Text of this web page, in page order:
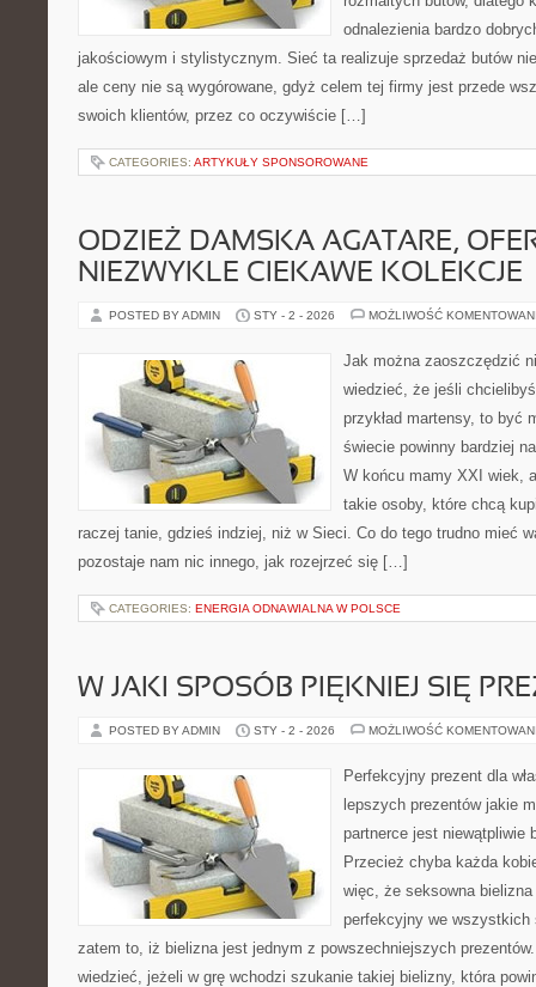
odnalezienia bardzo
jakościowym i stylistycznym. Sieć ta realizuje sprzedaż butów
ale ceny nie są wygórowane, gdyż celem tej firmy jest przede
swoich klientów, przez co oczywiście […]
CATEGORIES: ARTYKUŁY SPONSOROWANE
ODZIEŻ DAMSKA AGATARE,
NIEZWYKLE CIEKAWE KOLEKCJE
POSTED BY ADMIN STY - 2 - 2026 MOŻLIWOŚĆ
Jak można zaoszczędzić
wiedzieć, że jeśli
przykład martensy, to być
świecie powinny bardziej
W końcu mamy XXI wiek,
takie osoby, które chcą
raczej tanie, gdzieś indziej, niż w Sieci. Co do tego trudno mieć
pozostaje nam nic innego, jak rozejrzeć się […]
CATEGORIES: ENERGIA ODNAWIALNA W POLSCE
W JAKI SPOSÓB PIĘKNIEJ SIĘ
POSTED BY ADMIN STY - 2 - 2026 MOŻLIWOŚĆ
Perfekcyjny prezent dla
lepszych prezentów jakie
partnerce jest niewątpliwie
Przecież chyba każda
więc, że seksowna
perfekcyjny we
zatem to, iż bielizna jest jednym z powszechniejszych
wiedzieć, jeżeli w grę wchodzi szukanie takiej bielizny, która